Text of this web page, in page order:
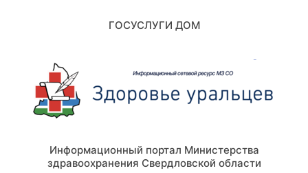
ГОСУСЛУГИ ДОМ
Информационный портал Министерства
здравоохранения Свердловской области